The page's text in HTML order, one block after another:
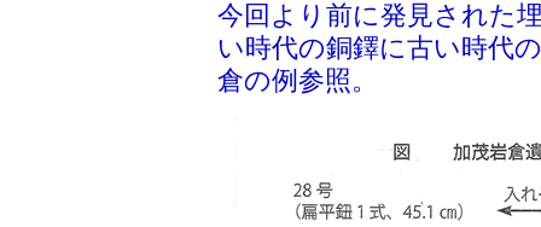
今回より前に発見された
い時代の銅鐸に古い時代
倉の例参照。